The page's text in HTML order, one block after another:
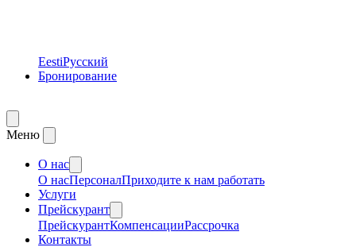
EestiРусский
Бронирование
Mеню
О нас
О насПерсоналПриходите к нам работать
Услуги
Прейскурант
ПрейскурантКомпенсацииРассрочка
Контакты